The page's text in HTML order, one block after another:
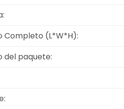
Completo (L*W*H):
del paquete: